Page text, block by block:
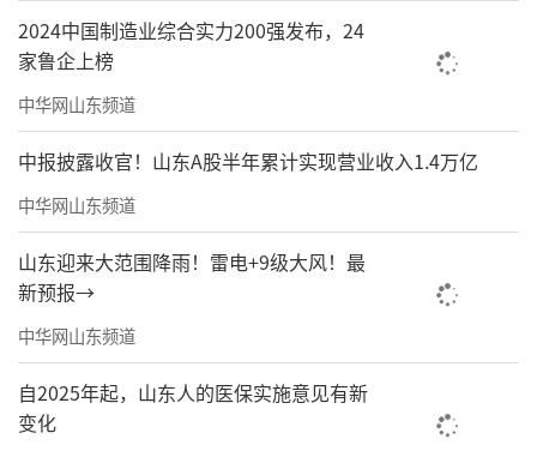
2024中国制造业综合实力200强发布，24
家鲁企上榜
中华网山东频道
中报披露收官！山东A股半年累计实现营业收入1.4万亿
中华网山东频道
山东迎来大范围降雨！雷电+9级大风！最
新预报→
中华网山东频道
自2025年起，山东人的医保实施意见有新
变化